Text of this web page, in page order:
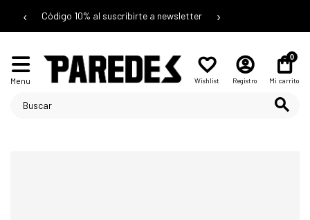
‹ Código 10% al suscribirte a newsletter ›
Menu Wishlist Registro
0
Mi carrito